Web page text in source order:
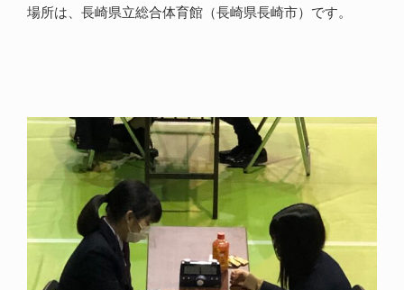
場所は、長崎県立総合体育館（長崎県長崎市）です。